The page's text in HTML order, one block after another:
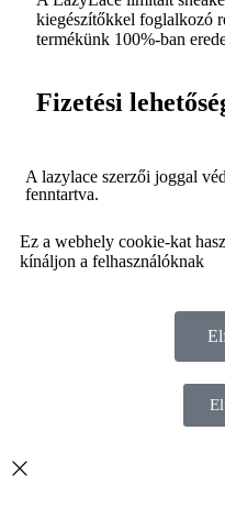
kiegészítőkkel foglalkozó
termékünk 100%-ban
Fizetési
A lazylace szerzői joggal
fenntartva.
Ez a webhely cookie-kat
kínáljon a felhasználóknak